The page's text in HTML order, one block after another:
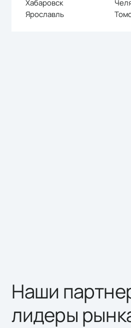
Хабаровск
Ярославль
Наши
лидеры